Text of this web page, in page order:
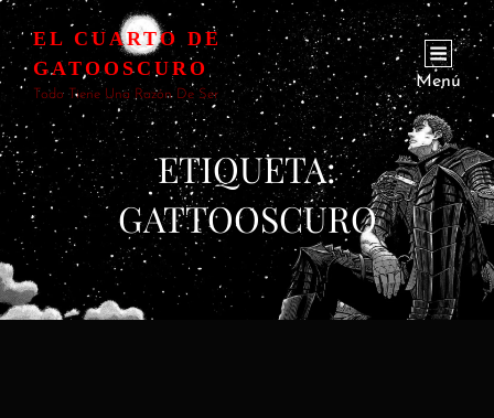
EL CUARTO DE
GATOOSCURO
Todo Tiene Una Razón De Ser
Menú
ETIQUETA:
GATTOOSCURO